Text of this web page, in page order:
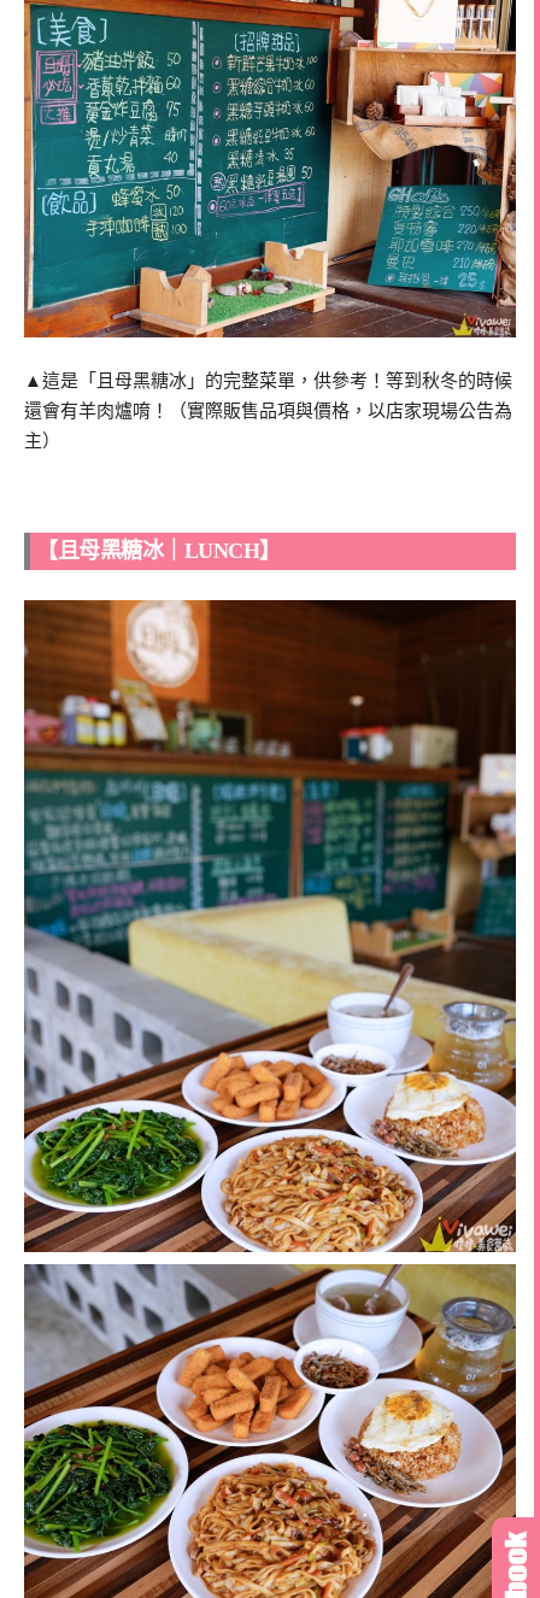
▲這是「且母黑糖冰」的完整菜單，供參考！等到秋冬的時候
還會有羊肉爐唷！（實際販售品項與價格，以店家現場公告為
主）
【且母黑糖冰｜LUNCH】